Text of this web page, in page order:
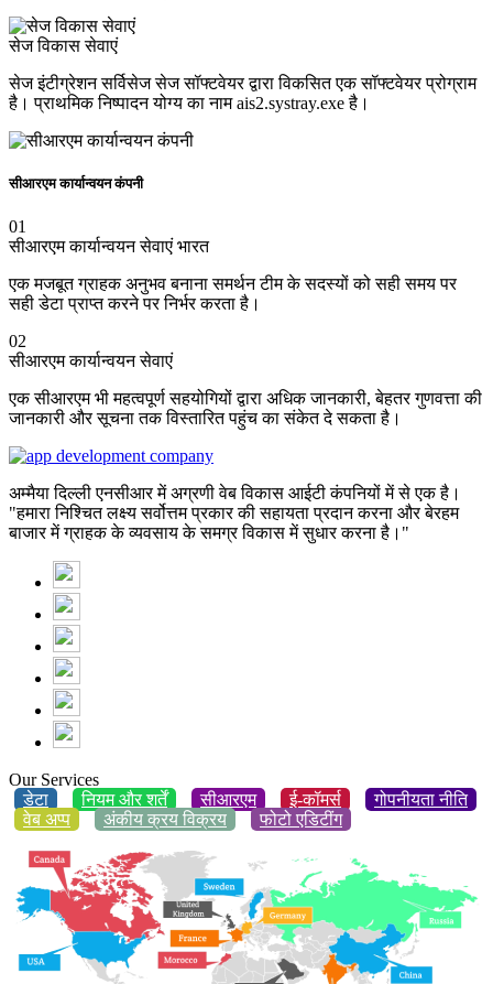
सेज विकास सेवाएं
सेज इंटीग्रेशन सर्विसेज सेज सॉफ्टवेयर द्वारा विकसित एक सॉफ्टवेयर प्रोग्राम
है। प्राथमिक निष्पादन योग्य का नाम ais2.systray.exe है।
सीआरएम कार्यान्वयन कंपनी
01
सीआरएम कार्यान्वयन सेवाएं भारत
एक मजबूत ग्राहक अनुभव बनाना समर्थन टीम के सदस्यों को सही समय पर
सही डेटा प्राप्त करने पर निर्भर करता है।
02
सीआरएम कार्यान्वयन सेवाएं
एक सीआरएम भी महत्वपूर्ण सहयोगियों द्वारा अधिक जानकारी, बेहतर गुणवत्ता की
जानकारी और सूचना तक विस्तारित पहुंच का संकेत दे सकता है।
अम्मैया दिल्ली एनसीआर में अग्रणी वेब विकास आईटी कंपनियों में से एक है।
"हमारा निश्चित लक्ष्य सर्वोत्तम प्रकार की सहायता प्रदान करना और बेरहम
बाजार में ग्राहक के व्यवसाय के समग्र विकास में सुधार करना है।"
Our Services
डेटा
नियम और शर्तें सीआरएम ई-कॉमर्स
गोपनीयता नीति
वेब अप्प
अंकीय क्रय विक्रय फोटो एडिटींग